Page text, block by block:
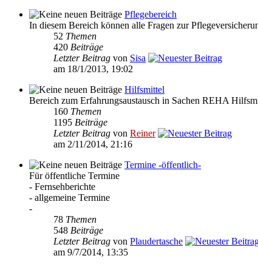
Pflegebereich
In diesem Bereich können alle Fragen zur
52 Themen
420 Beiträge
Letzter Beitrag von Sisa
am 18/1/2013, 19:02
Hilfsmittel
Bereich zum Erfahrungsaustausch in Sachen REHA
160 Themen
1195 Beiträge
Letzter Beitrag von Reiner
am 2/11/2014, 21:16
Termine -öffentlich-
Für öffentliche Termine
- Fernsehberichte
- allgemeine Termine
-
78 Themen
548 Beiträge
Letzter Beitrag von Plaudertasche
am 9/7/2014, 13:35